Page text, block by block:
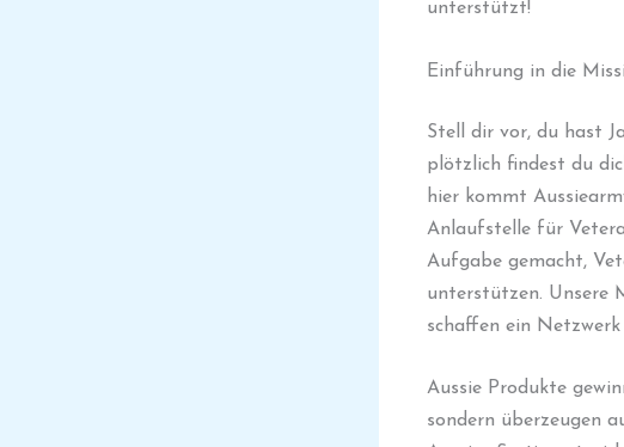
unterstützt!
Einführung in die
Stell dir vor, du hast
plötzlich findest du
hier kommt
Anlaufstelle für
Aufgabe gemacht,
unterstützen. Unsere
schaffen ein
Aussie Produkte
sondern überzeugen